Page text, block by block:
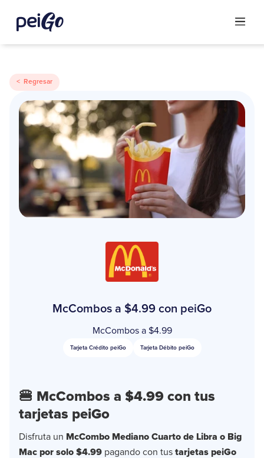
< Regresar
McCombos a $4.99 con peiGo
McCombos a $4.99
Tarjeta Crédito peiGo Tarjeta Débito peiGo
🍔 McCombos a $4.99 con tus
tarjetas peiGo
Disfruta un McCombo Mediano Cuarto de Libra o Big
Mac por solo $4.99 pagando con tus tarjetas peiGo